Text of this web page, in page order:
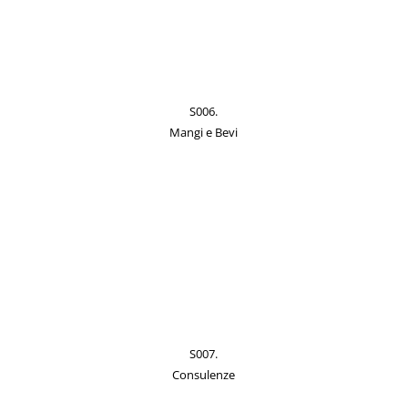
S006.
Mangi e Bevi
S007.
Consulenze